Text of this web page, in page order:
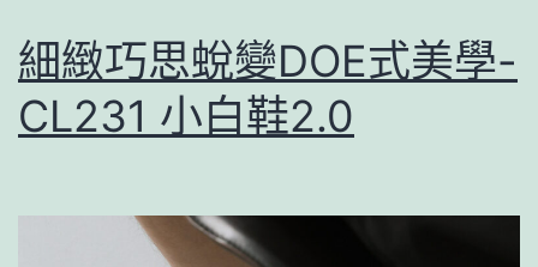
細緻巧思蛻變DOE式美學-
CL231 小白鞋2.0